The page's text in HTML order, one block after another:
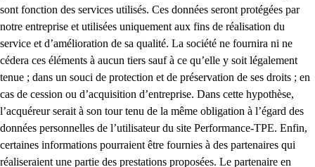
sont fonction des services utilisés. Ces données seront protégées par
notre entreprise et utilisées uniquement aux fins de réalisation du
service et d’amélioration de sa qualité. La société ne fournira ni ne
cédera ces éléments à aucun tiers sauf à ce qu’elle y soit légalement
tenue ; dans un souci de protection et de préservation de ses droits ; en
cas de cession ou d’acquisition d’entreprise. Dans cette hypothèse,
l’acquéreur serait à son tour tenu de la même obligation à l’égard des
données personnelles de l’utilisateur du site Performance-TPE. Enfin,
certaines informations pourraient être fournies à des partenaires qui
réaliseraient une partie des prestations proposées. Le partenaire en